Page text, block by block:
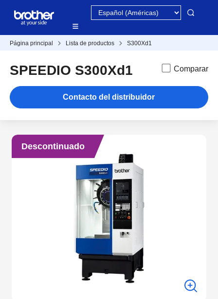
Página principal Lista de productos S300Xd1
SPEEDIO S300Xd1 Comparar
Contacto del distribuidor
Descontinuado